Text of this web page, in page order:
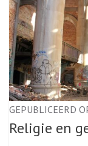
GEPUBLICEERD
Religie en